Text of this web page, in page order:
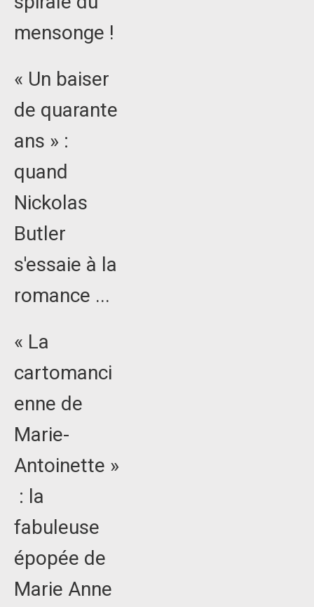
mensonge !
« Un baiser
de quarante
ans » :
quand
Nickolas
Butler
s'essaie à la
romance ...
« La
cartomanci
enne de
Marie-
Antoinette »
: la
fabuleuse
épopée de
Marie Anne